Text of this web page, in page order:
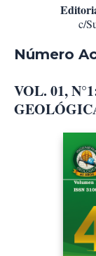
c/
Número
VOL. 01,